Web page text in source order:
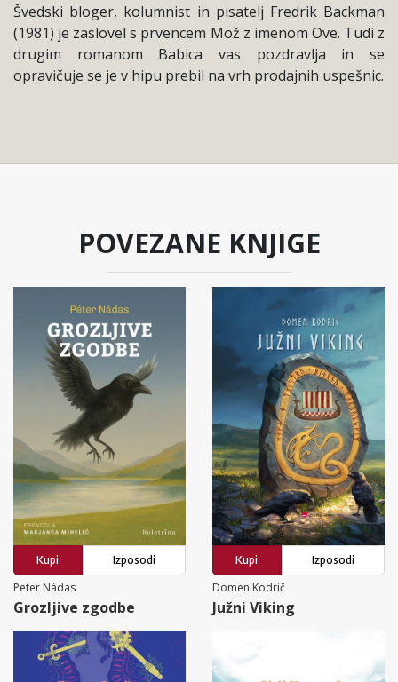
Švedski bloger, kolumnist in pisatelj Fredrik Backman
(1981) je zaslovel s prvencem Mož z imenom Ove. Tudi z
drugim romanom Babica vas pozdravlja in se
opravičuje se je v hipu prebil na vrh prodajnih uspešnic.
POVEZANE KNJIGE
Kupi
Izposodi
Peter Nádas
Grozljive zgodbe
Kupi
Izposodi
Domen Kodrič
Južni Viking